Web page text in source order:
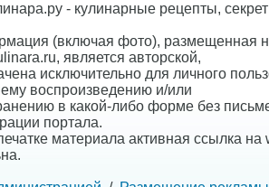
- кулинарные рецепты,
(включая фото), размещенная
является авторской,
исключительно для личного
воспроизведению и/или
в какой-либо форме без
портала.
материала активная ссылка на